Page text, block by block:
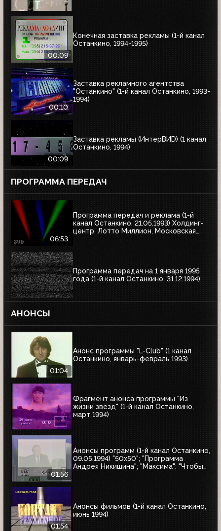
00:09
Конечная заставка рекламы (1-й канал
Останкино, 1994-1995)
00:10
Заставка рекламного агентства
"Останкино" (1-й канал Останкино, 1993-
1994)
00:09
Заставка рекламы (ИнтерВИD) (1 канал
Останкино, 1994)
ПРОГРАММА ПЕРЕДАЧ
06:53
Программа передач и реклама (1-й
канал Останкино, 21.05.1993) Холдинг-
центр, Лотто Миллион, Московская
Программа передач на 1 января 1995
года (1-й канал Останкино, 31.12.1994)
АНОНСЫ
01:04
Анонс программы "L-Club" (1 канал
Останкино, январь-февраль 1993)
Фрагмент анонса программы "Из
жизни звёзд" (1-й канал Останкино,
март 1994)
01:56
Анонсы программ (1-й канал Останкино,
09.05.1994) "50x50"; "Программа
Андрея Никишина"; "Максима"; "Чтобы
01:54
Анонсы фильмов (1-й канал Останкино,
июнь 1994)